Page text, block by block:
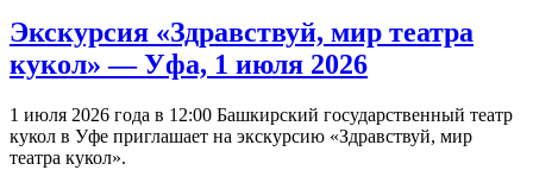
Экскурсия «Здравствуй, мир театра
кукол» — Уфа, 1 июля 2026
1 июля 2026 года в 12:00 Башкирский государственный театр
кукол в Уфе приглашает на экскурсию «Здравствуй, мир
театра кукол».